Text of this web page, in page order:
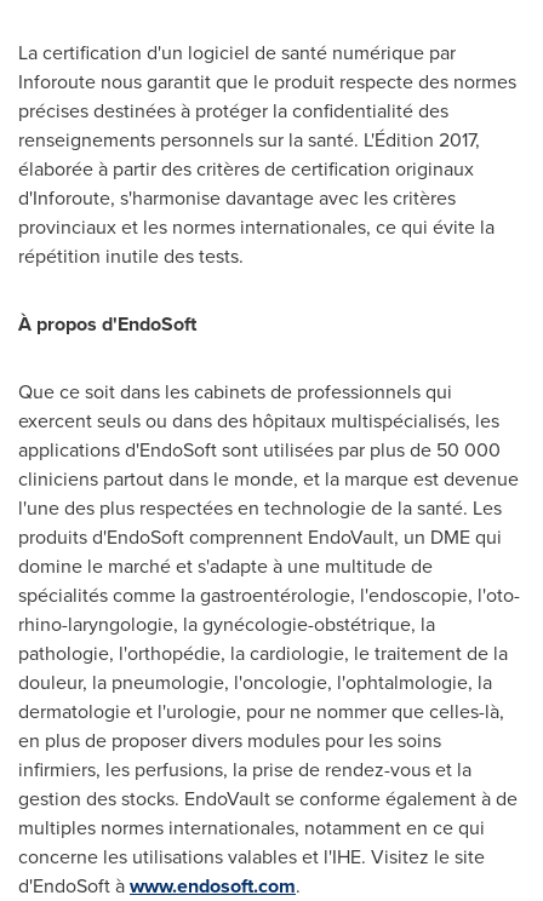
La certification d'un logiciel de santé numérique par
Inforoute nous garantit que le produit respecte des normes
précises destinées à protéger la confidentialité des
renseignements personnels sur la santé. L'Édition 2017,
élaborée à partir des critères de certification originaux
d'Inforoute, s'harmonise davantage avec les critères
provinciaux et les normes internationales, ce qui évite la
répétition inutile des tests.
À propos d'EndoSoft
Que ce soit dans les cabinets de professionnels qui
exercent seuls ou dans des hôpitaux multispécialisés, les
applications d'EndoSoft sont utilisées par plus de 50 000
cliniciens partout dans le monde, et la marque est devenue
l'une des plus respectées en technologie de la santé. Les
produits d'EndoSoft comprennent EndoVault, un DME qui
domine le marché et s'adapte à une multitude de
spécialités comme la gastroentérologie, l'endoscopie, l'oto-
rhino-laryngologie, la gynécologie-obstétrique, la
pathologie, l'orthopédie, la cardiologie, le traitement de la
douleur, la pneumologie, l'oncologie, l'ophtalmologie, la
dermatologie et l'urologie, pour ne nommer que celles-là,
en plus de proposer divers modules pour les soins
infirmiers, les perfusions, la prise de rendez-vous et la
gestion des stocks. EndoVault se conforme également à de
multiples normes internationales, notamment en ce qui
concerne les utilisations valables et l'IHE. Visitez le site
d'EndoSoft àwww.endosoft.com.